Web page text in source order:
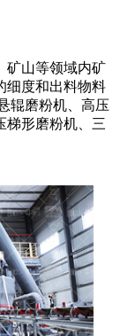
矿山等领域内矿
细度和出料物料
辊磨粉机、高压
梯形磨粉机、三